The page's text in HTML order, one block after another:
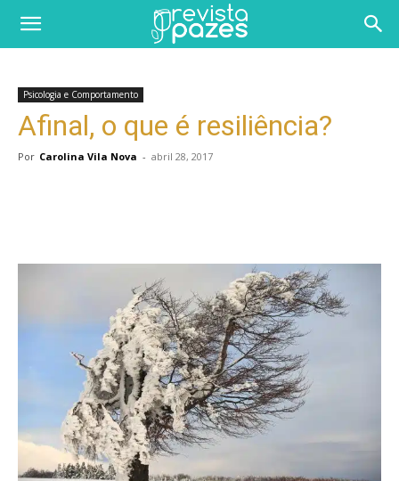
Psicologia e Comportamento
Afinal, o que é resiliência?
Por Carolina Vila Nova - abril 28, 2017